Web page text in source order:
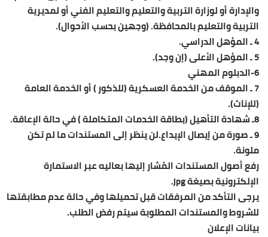
والإدارة أو لوزارة التربية والتعليم والتعليم الفني أو لمديرية
التربية والتعليم بالمحافظة. (وجهين بحسب الأحوال).
4 ـ المؤهل الدراسي.
5 ـ المؤهل الأعلى (إن وجد).
6-الدبلوم المهني
7 ـ الموقف من الخدمة العسكرية (للذكور ) أو الخدمة العامة
(للإناث).
8ـ شهادة التأهيل (بطاقة الخدمات المتكاملة ) في حالة الإعاقة.
9 ـ صورة من إيصال الإيداع.لن ينظر إلى المستندات ما لم تكن
ملونة.
رفع أصول المستندات المُشار إليها بعاليه عبر الاستمارة
الإلكترونية بصيغة jpg.
يرجى التأكد من المرفقات قبل تحميلها وفي حالة عدم مطابقتها
للشروط والمستندات المطلوبة سيتم رفض الطلب.
بيانات الإعلان